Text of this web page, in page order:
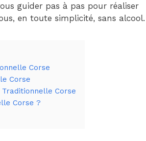
guider pas à pas pour réaliser
en toute simplicité, sans alcool.
Corse
Corse
Corse
Corse ?